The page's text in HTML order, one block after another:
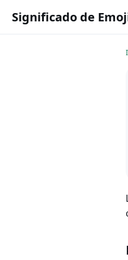
Significado de